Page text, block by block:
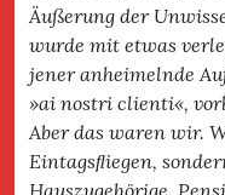
Äußerung der
wurde mit etwas
jener anheimelnde
»ai nostri clienti«,
Aber das waren wir.
Eintagsﬂiegen,
Hauszugehörige,